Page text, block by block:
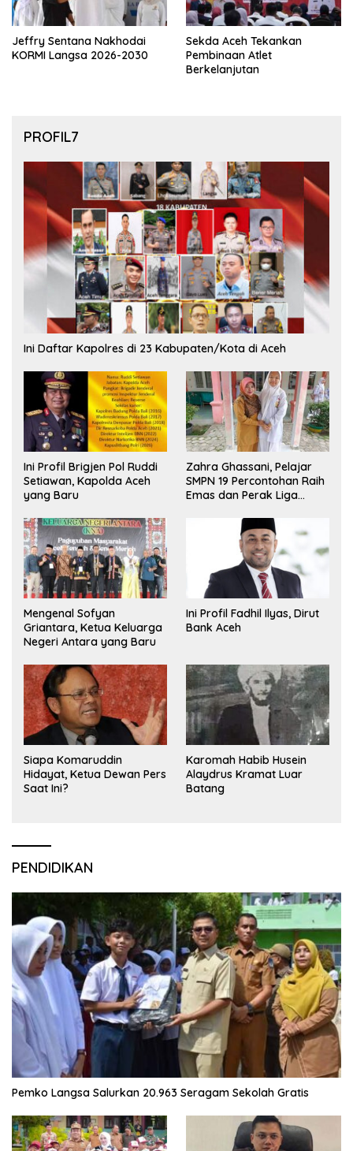
Jeffry Sentana Nakhodai
KORMI Langsa 2026-2030
Sekda Aceh Tekankan
Pembinaan Atlet
Berkelanjutan
PROFIL7
Ini Daftar Kapolres di 23 Kabupaten/Kota di Aceh
Ini Profil Brigjen Pol Ruddi
Setiawan, Kapolda Aceh
yang Baru
Zahra Ghassani, Pelajar
SMPN 19 Percontohan Raih
Emas dan Perak Liga
Mengenal Sofyan
Griantara, Ketua Keluarga
Negeri Antara yang Baru
Ini Profil Fadhil Ilyas, Dirut
Bank Aceh
Siapa Komaruddin
Hidayat, Ketua Dewan Pers
Saat Ini?
Karomah Habib Husein
Alaydrus Kramat Luar
Batang
PENDIDIKAN
Pemko Langsa Salurkan 20.963 Seragam Sekolah Gratis